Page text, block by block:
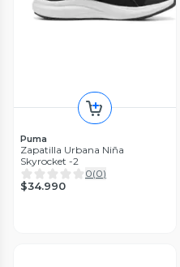
Puma
Zapatilla Urbana Niña
Skyrocket -2
0(0)
$34.990